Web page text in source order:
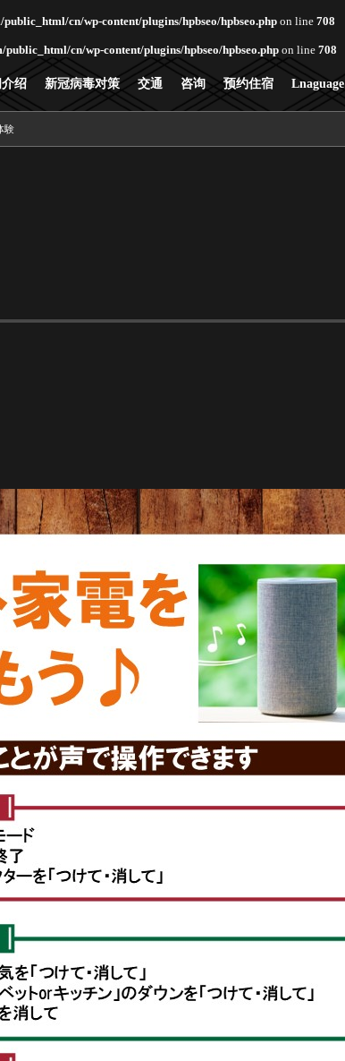
cn/wp-content/plugins/hpbseo/hpbseo.php on line 708
cn/wp-content/plugins/hpbseo/hpbseo.php on line 708
绍 新冠病毒对策 交通 咨询 预约住宿 Lnaguage
験